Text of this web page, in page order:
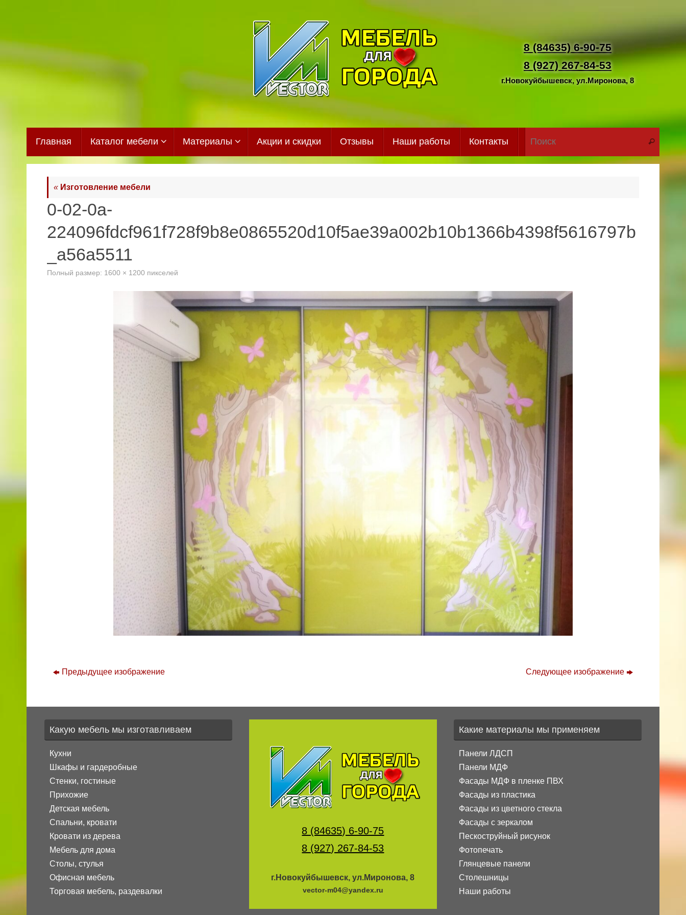
8 (84635) 6-90-75
8 (927) 267-84-53
г.Новокуйбышевск, ул.Миронова, 8
Главная Каталог мебели Материалы Акции и скидки Отзывы Наши работы Контакты Поиск
« Изготовление мебели
0-02-0a-
224096fdcf961f728f9b8e0865520d10f5ae39a002b10b1366b4398f5616797b
_a56a5511
Полный размер: 1600 × 1200 пикселей
Предыдущее изображение Следующее изображение
Какую мебель мы изготавливаем
Кухни
Шкафы и гардеробные
Стенки, гостиные
Прихожие
Детская мебель
Спальни, кровати
Кровати из дерева
Мебель для дома
Столы, стулья
Офисная мебель
Торговая мебель, раздевалки
8 (84635) 6-90-75
8 (927) 267-84-53
г.Новокуйбышевск, ул.Миронова, 8
vector-m04@yandex.ru
Какие материалы мы применяем
Панели ЛДСП
Панели МДФ
Фасады МДФ в пленке ПВХ
Фасады из пластика
Фасады из цветного стекла
Фасады с зеркалом
Пескоструйный рисунок
Фотопечать
Глянцевые панели
Столешницы
Наши работы